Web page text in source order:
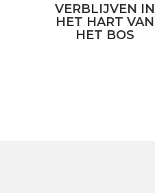
VERBLIJVEN IN
HET HART VAN
HET BOS